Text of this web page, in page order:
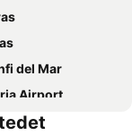
del Mar
Airport